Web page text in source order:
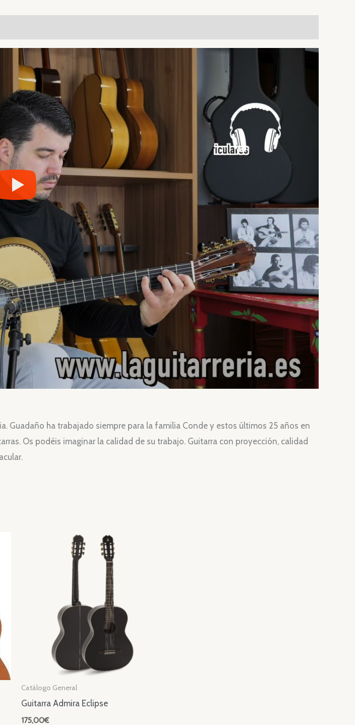
Guadaño ha trabajado siempre para la familia Conde y estos últimos 25 años en
Os podéis imaginar la calidad de su trabajo. Guitarra con proyección, calidad
Catálogo General
Guitarra Admira Eclipse
175,00€